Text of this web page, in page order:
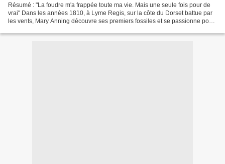
Résumé : "La foudre m'a frappée toute ma vie. Mais une seule fois pour de
vrai" Dans les années 1810, à Lyme Regis, sur la côte du Dorset battue par
les vents, Mary Anning découvre ses premiers fossiles et se passionne pour